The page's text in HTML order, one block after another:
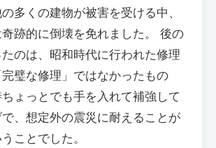
多くの建物が被害を受ける中、
跡的に倒壊を免れました。 後の
のは、昭和時代に行われた修理
璧な修理」ではなかったもの
ょっとでも手を入れて補強して
、想定外の震災に耐えることが
ことでした。